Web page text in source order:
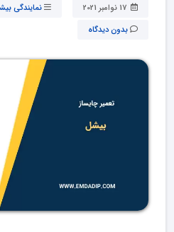
نمایندگی
بدون دیدگاه